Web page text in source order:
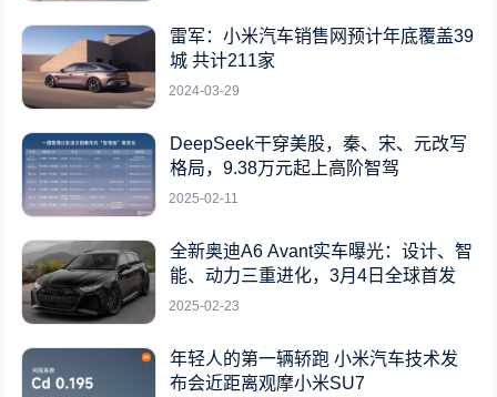
雷军：小米汽车销售网预计年底覆盖39
城 共计211家
2024-03-29
DeepSeek干穿美股，秦、宋、元改写
格局，9.38万元起上高阶智驾
2025-02-11
全新奥迪A6 Avant实车曝光：设计、智
能、动力三重进化，3月4日全球首发
2025-02-23
年轻人的第一辆轿跑 小米汽车技术发
布会近距离观摩小米SU7